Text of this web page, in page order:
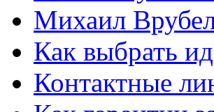
Михаил
Как выбрать
Контактные